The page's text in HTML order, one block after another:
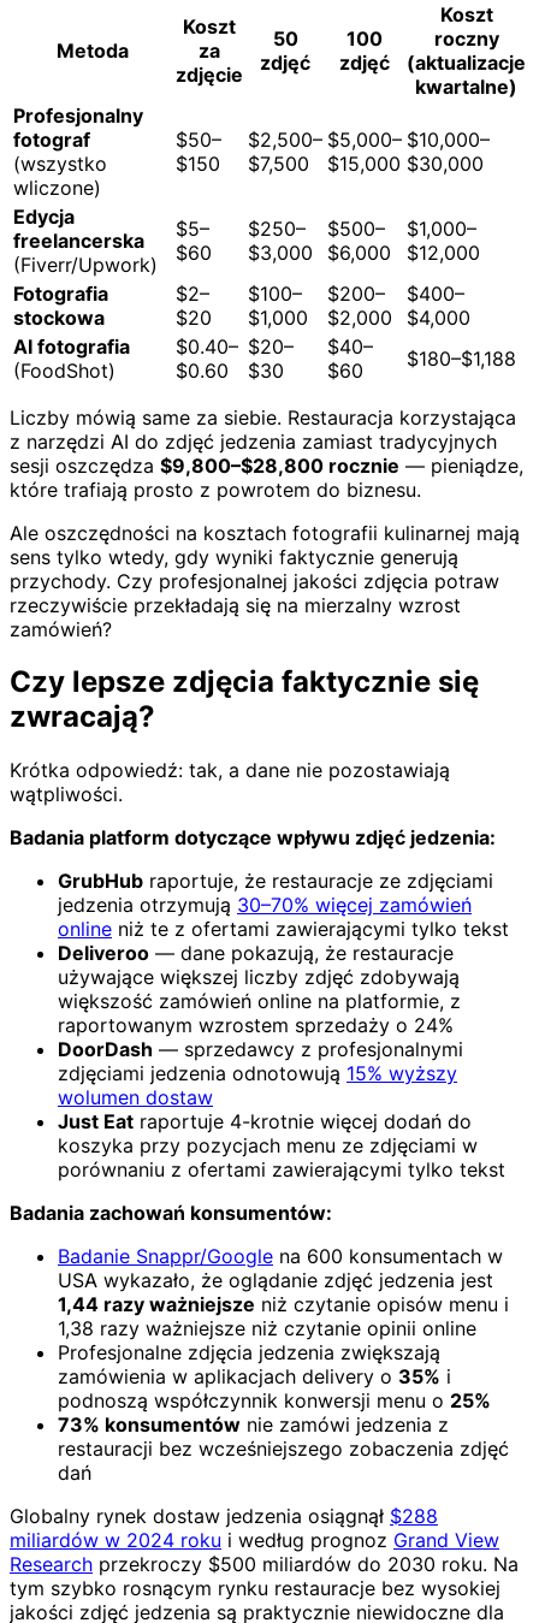
Metoda
Koszt
za
zdjęcie
50
zdjęć
100
zdjęć
Koszt
roczny
(aktualizacje
kwartalne)
Profesjonalny
fotograf
(wszystko
wliczone)
$50–
$150
$2,500–
$7,500
$5,000–
$15,000
$10,000–
$30,000
Edycja
freelancerska
(Fiverr/Upwork)
$5–
$60
$250–
$3,000
$500–
$6,000
$1,000–
$12,000
Fotografia
stockowa
$2–
$20
$100–
$1,000
$200–
$2,000
$400–
$4,000
AI fotografia
(FoodShot)
$0.40–
$0.60
$20–
$30
$40–
$60
$180–$1,188
Liczby mówią same za siebie. Restauracja korzystająca
z narzędzi AI do zdjęć jedzenia zamiast tradycyjnych
sesji oszczędza $9,800–$28,800 rocznie — pieniądze,
które trafiają prosto z powrotem do biznesu.
Ale oszczędności na kosztach fotografii kulinarnej mają
sens tylko wtedy, gdy wyniki faktycznie generują
przychody. Czy profesjonalnej jakości zdjęcia potraw
rzeczywiście przekładają się na mierzalny wzrost
zamówień?
Czy lepsze zdjęcia faktycznie się
zwracają?
Krótka odpowiedź: tak, a dane nie pozostawiają
wątpliwości.
Badania platform dotyczące wpływu zdjęć jedzenia:
GrubHub raportuje, że restauracje ze zdjęciami
jedzenia otrzymują 30–70% więcej zamówień
online niż te z ofertami zawierającymi tylko tekst
Deliveroo — dane pokazują, że restauracje
używające większej liczby zdjęć zdobywają
większość zamówień online na platformie, z
raportowanym wzrostem sprzedaży o 24%
DoorDash — sprzedawcy z profesjonalnymi
zdjęciami jedzenia odnotowują 15% wyższy
wolumen dostaw
Just Eat raportuje 4-krotnie więcej dodań do
koszyka przy pozycjach menu ze zdjęciami w
porównaniu z ofertami zawierającymi tylko tekst
Badania zachowań konsumentów:
Badanie Snappr/Google na 600 konsumentach w
USA wykazało, że oglądanie zdjęć jedzenia jest
1,44 razy ważniejsze niż czytanie opisów menu i
1,38 razy ważniejsze niż czytanie opinii online
Profesjonalne zdjęcia jedzenia zwiększają
zamówienia w aplikacjach delivery o 35% i
podnoszą współczynnik konwersji menu o 25%
73% konsumentów nie zamówi jedzenia z
restauracji bez wcześniejszego zobaczenia zdjęć
dań
Globalny rynek dostaw jedzenia osiągnął $288
miliardów w 2024 roku i według prognoz Grand View
Research przekroczy $500 miliardów do 2030 roku. Na
tym szybko rosnącym rynku restauracje bez wysokiej
jakości zdjęć jedzenia są praktycznie niewidoczne dla